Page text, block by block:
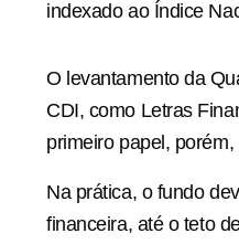
indexado ao Índice
O levantamento da
CDI, como Letras
primeiro papel,
Na prática, o fundo
financeira, até o teto